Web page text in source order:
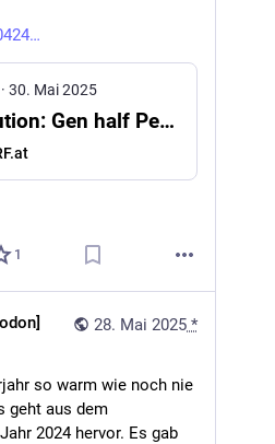
· 30. Mai 2025
Evolution: Gen half Pest-Bakterium zu überleben
1
28. Mai 2025 *
so warm wie noch nie
geht aus dem
2024 hervor. Es gab